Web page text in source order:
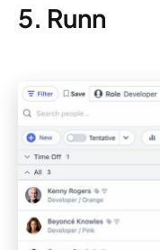
5. Runn